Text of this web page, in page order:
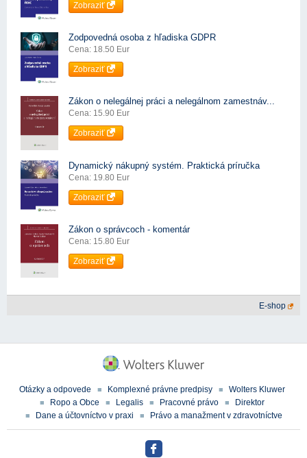
Zobraziť
Zodpovedná osoba z hľadiska GDPR
Cena: 18.50 Eur
Zobraziť
Zákon o nelegálnej práci a nelegálnom zamestnáv...
Cena: 15.90 Eur
Zobraziť
Dynamický nákupný systém. Praktická príručka
Cena: 19.80 Eur
Zobraziť
Zákon o správcoch - komentár
Cena: 15.80 Eur
Zobraziť
E-shop
Otázky a odpovede Komplexné právne predpisy
Wolters Kluwer
Ropo a Obce
Legalis Pracovné právo
Direktor
Dane a účtovníctvo v praxi
Právo a manažment v zdravotníctve